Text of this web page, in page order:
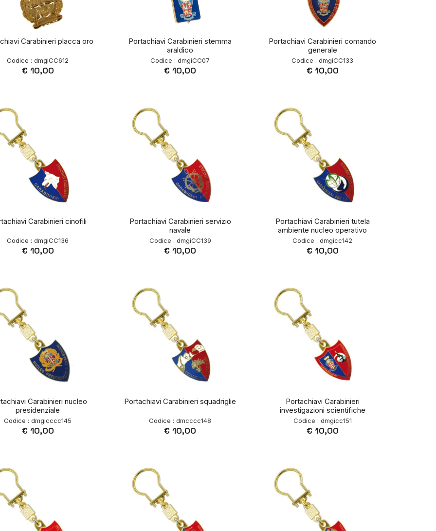
Carabinieri placca oro
Codice : dmgiCC612
€ 10,00
Portachiavi Carabinieri stemma
araldico
Codice : dmgiCC07
€ 10,00
Portachiavi Carabinieri comando
generale
Codice : dmgiCC133
€ 10,00
Carabinieri cinofili
Codice : dmgiCC136
€ 10,00
Portachiavi Carabinieri servizio
navale
Codice : dmgiCC139
€ 10,00
Portachiavi Carabinieri tutela
ambiente nucleo operativo
Codice : dmgicc142
€ 10,00
Carabinieri nucleo
presidenziale
Codice : dmgicccc145
€ 10,00
Portachiavi Carabinieri squadriglie
Codice : dmcccc148
€ 10,00
Portachiavi Carabinieri
investigazioni scientifiche
Codice : dmgicc151
€ 10,00